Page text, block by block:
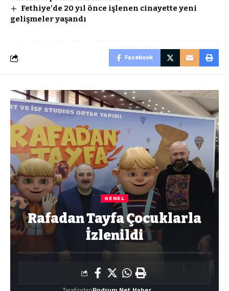
Fethiye’de 20 yıl önce işlenen cinayette yeni
gelişmeler yaşandı
Facebook
GENEL
Rafadan Tayfa Çocuklarla
İzlenildi